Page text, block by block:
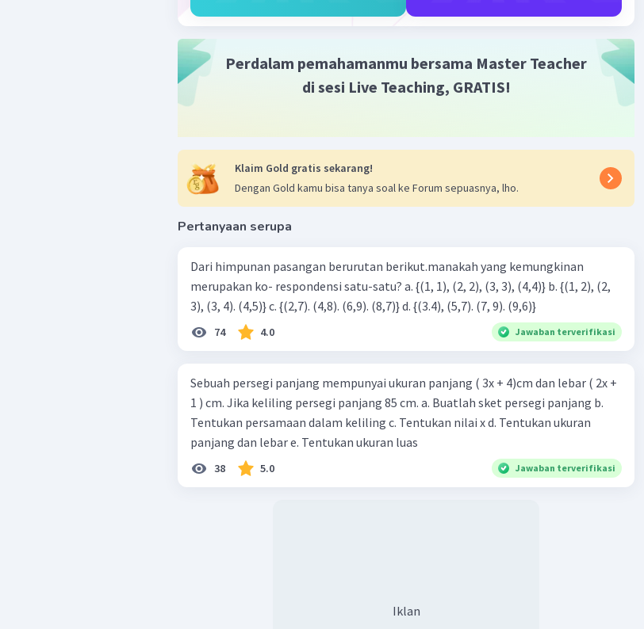
Iklan
Perdalam pemahamanmu bersama Master Teacher
di sesi Live Teaching, GRATIS!
Klaim Gold gratis sekarang!
Dengan Gold kamu bisa tanya soal ke Forum sepuasnya, lho.
Pertanyaan serupa
Dari himpunan pasangan berurutan berikut.manakah yang kemungkinan
merupakan ko- respondensi satu-satu? a. {(1, 1), (2, 2), (3, 3), (4,4)} b. {(1, 2), (2,
3), (3, 4). (4,5)} c. {(2,7). (4,8). (6,9). (8,7)} d. {(3.4), (5,7). (7, 9). (9,6)}
74 4.0 Jawaban terverifikasi
Sebuah persegi panjang mempunyai ukuran panjang ( 3x + 4)cm dan lebar ( 2x +
1 ) cm. Jika keliling persegi panjang 85 cm. a. Buatlah sket persegi panjang b.
Tentukan persamaan dalam keliling c. Tentukan nilai x d. Tentukan ukuran
panjang dan lebar e. Tentukan ukuran luas
38 5.0 Jawaban terverifikasi
Iklan